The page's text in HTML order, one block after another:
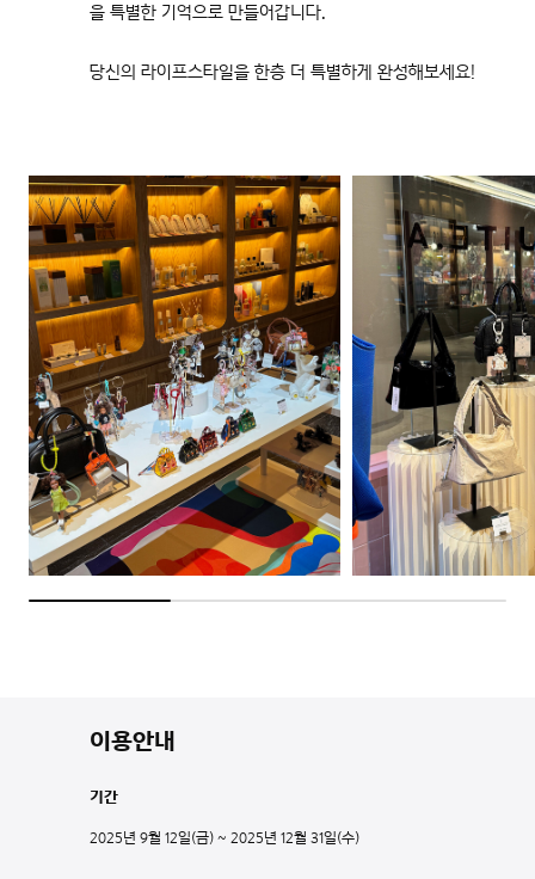
을 특별한 기억으로 만들어갑니다.
당신의 라이프스타일을 한층 더 특별하게 완성해보세요!
이용안내
기간
2025년 9월 12일(금) ~ 2025년 12월 31일(수)